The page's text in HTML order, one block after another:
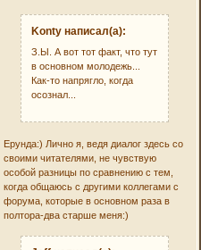
Konty написал(а):
З.Ы. А вот тот факт, что тут
в основном молодежь...
Как-то напрягло, когда
осознал...
Ерунда:) Лично я, ведя диалог здесь со
своими читателями, не чувствую
особой разницы по сравнению с тем,
когда общаюсь с другими коллегами с
форума, которые в основном раза в
полтора-два старше меня:)